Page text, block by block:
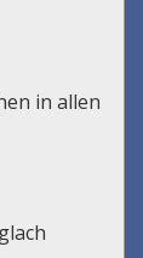
in allen